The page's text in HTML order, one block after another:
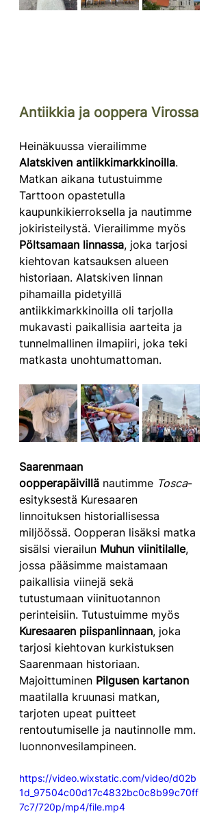
Antiikkia ja ooppera Virossa
Heinäkuussa vierailimme
Alatskiven antiikkimarkkinoilla.
Matkan aikana tutustuimme
Tarttoon opastetulla
kaupunkikierroksella ja nautimme
jokiristeilystä. Vierailimme myös
Pöltsamaan linnassa, joka tarjosi
kiehtovan katsauksen alueen
historiaan. Alatskiven linnan
pihamailla pidetyillä
antiikkimarkkinoilla oli tarjolla
mukavasti paikallisia aarteita ja
tunnelmallinen ilmapiiri, joka teki
matkasta unohtumattoman.
Saarenmaan
oopperapäivillä nautimme Tosca-
esityksestä Kuresaaren
linnoituksen historiallisessa
miljöössä. Oopperan lisäksi matka
sisälsi vierailun Muhun viinitilalle,
jossa pääsimme maistamaan
paikallisia viinejä sekä
tutustumaan viinituotannon
perinteisiin. Tutustuimme myös
Kuresaaren piispanlinnaan, joka
tarjosi kiehtovan kurkistuksen
Saarenmaan historiaan.
Majoittuminen Pilgusen kartanon
maatilalla kruunasi matkan,
tarjoten upeat puitteet
rentoutumiselle ja nautinnolle mm.
luonnonvesilampineen.
https://video.wixstatic.com/video/d02b
1d_97504c00d17c4832bc0c8b99c70ff
7c7/720p/mp4/file.mp4